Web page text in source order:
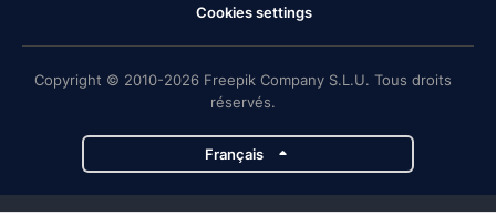
Cookies settings
Copyright © 2010-2026 Freepik Company S.L.U. Tous droits
réservés.
Français